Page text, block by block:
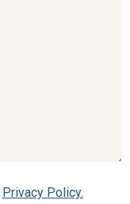
Privacy Policy.